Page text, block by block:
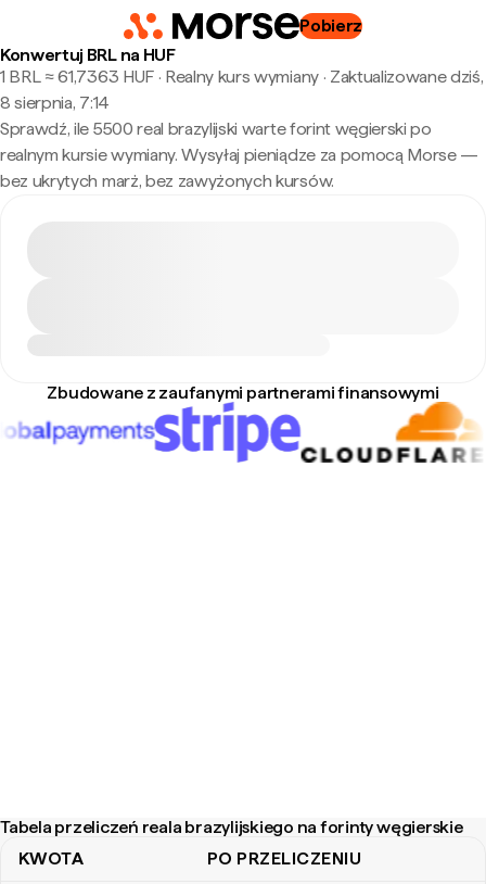
Pobierz
Konwertuj BRL na HUF
1 BRL ≈ 61,7363 HUF · Realny kurs wymiany· Zaktualizowane dziś,
8 sierpnia, 7:14
Sprawdź, ile 5500 real brazylijski warte forint węgierski po
realnym kursie wymiany. Wysyłaj pieniądze za pomocą Morse —
bez ukrytych marż, bez zawyżonych kursów.
Zbudowane z zaufanymi partnerami finansowymi
Tabela przeliczeń reala brazylijskiego na forinty węgierskie
KWOTA PO PRZELICZENIU